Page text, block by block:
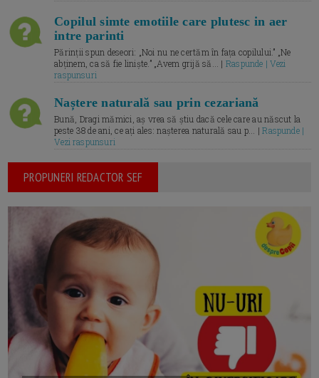
Copilul simte emotiile care plutesc in aer
intre parinti
Părinții spun deseori: „Noi nu ne certăm în fața copilului.” „Ne
abținem, ca să fie liniște.” „Avem grijă să... | Raspunde | Vezi
raspunsuri
Naștere naturală sau prin cezariană
Bună, Dragi mămici, aș vrea să știu dacă cele care au născut la
peste 38 de ani, ce ați ales: nașterea naturală sau p... |Raspunde |
Vezi raspunsuri
PROPUNERI REDACTOR SEF